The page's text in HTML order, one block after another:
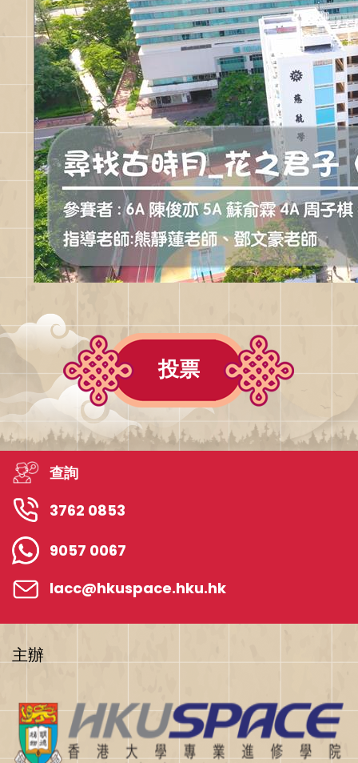
投票
查詢
3762 0853
9057 0067
lacc@hkuspace.hku.hk
主辦